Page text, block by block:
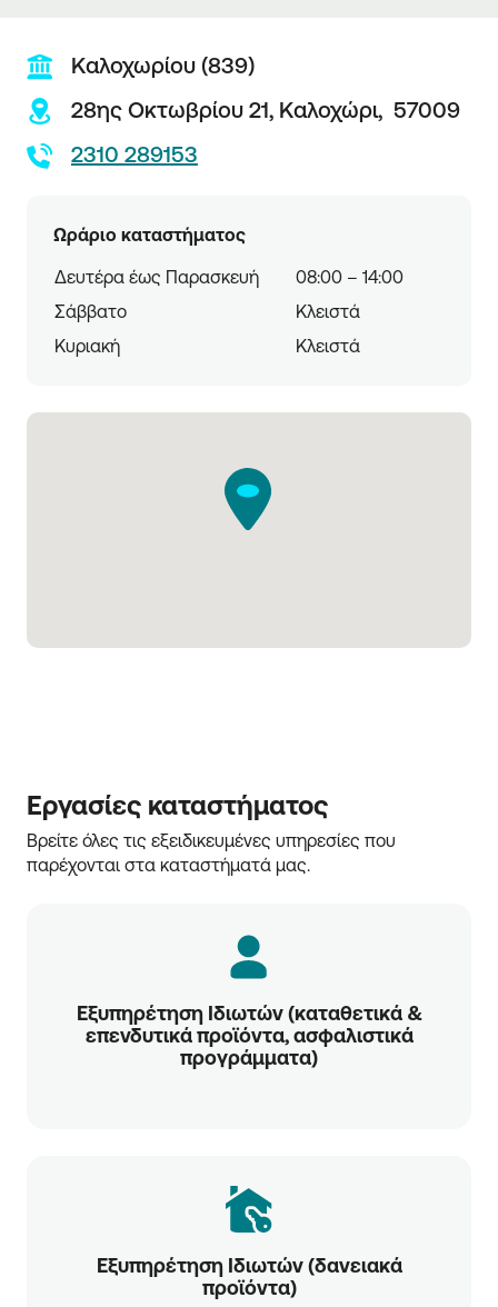
Καλοχωρίου (839)
28ης Οκτωβρίου 21, Καλοχώρι, 57009
2310 289153
Ωράριο καταστήματος
Δευτέρα έως Παρασκευή
08:00 – 14:00
Σάββατο
Κλειστά
Κυριακή
Κλειστά
Εργασίες καταστήματος
Βρείτε όλες τις εξειδικευμένες υπηρεσίες που
παρέχονται στα καταστήματά μας.
Εξυπηρέτηση Ιδιωτών (καταθετικά &
επενδυτικά προϊόντα, ασφαλιστικά
προγράμματα)
Εξυπηρέτηση Ιδιωτών (δανειακά
προϊόντα)